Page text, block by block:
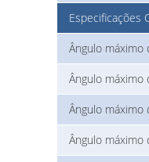
Especificações
Ângulo máximo
Ângulo máximo
Ângulo máximo
Ângulo máximo